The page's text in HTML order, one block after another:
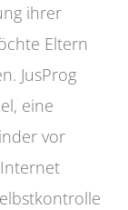
ihrer
Eltern
JusProg
eine
vor